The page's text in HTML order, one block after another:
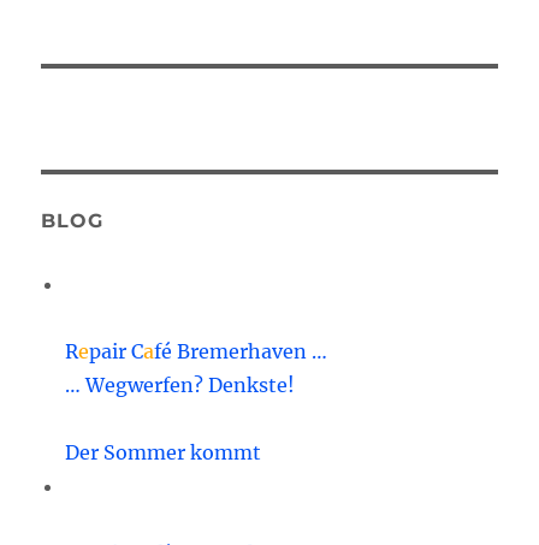
BLOG
Repair Café Bremerhaven …
… Wegwerfen? Denkste!
Der Sommer kommt